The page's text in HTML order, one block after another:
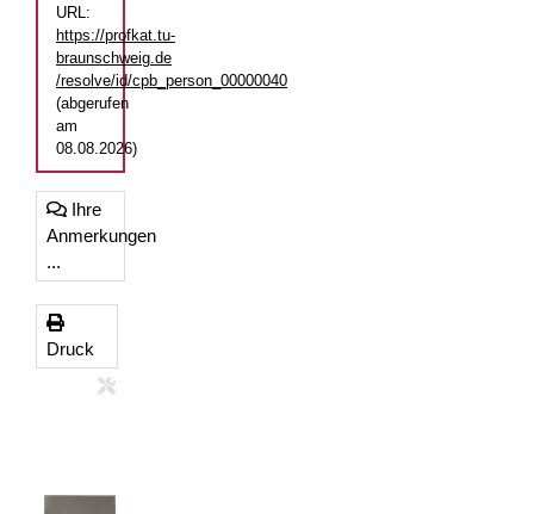
URL:
https://profkat.tu-
braunschweig.de
/resolve/id/cpb_person_00000040
(abgerufen
am
08.08.2026)
Ihre
Anmerkungen
...
Druck